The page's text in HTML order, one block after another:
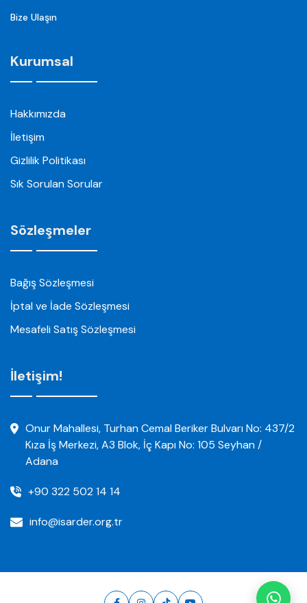
Bize Ulaşın
Kurumsal
Hakkımızda
İletişim
Gizlilik Politikası
Sık Sorulan Sorular
Sözleşmeler
Bağış Sözleşmesi
İptal ve İade Sözleşmesi
Mesafeli Satış Sözleşmesi
İletişim!
Onur Mahallesi, Turhan Cemal Beriker Bulvarı No: 437/2
Kıza İş Merkezi, A3 Blok, İç Kapı No: 105 Seyhan /
Adana
+90 322 502 14 14
info@isarder.org.tr